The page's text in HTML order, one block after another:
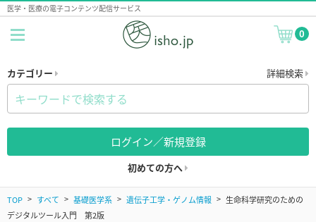
医学・医療の電子コンテンツ配信サービス
0
カテゴリー 詳細検索
ログイン／新規登録
初めての方へ
TOP すべて 基礎医学系 遺伝子工学・ゲノム情報
生命科学研究のための
デジタルツール入門 第2版